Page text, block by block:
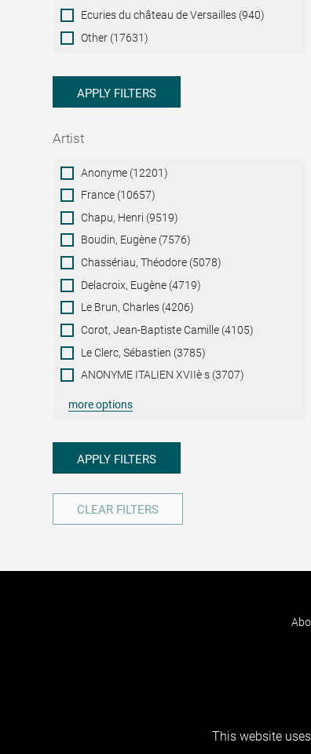
Ecuries du château de Versailles (940)
Other (17631)
APPLY FILTERS
Artist
ArtistAnonyme (12201)
France (10657)
Chapu, Henri (9519)
Boudin, Eugène (7576)
Chassériau, Théodore (5078)
Delacroix, Eugène (4719)
Le Brun, Charles (4206)
Corot, Jean-Baptiste Camille (4105)
Le Clerc, Sébastien (3785)
ANONYME ITALIEN XVIIè s (3707)
more options
APPLY FILTERS
CLEAR FILTERS
This website